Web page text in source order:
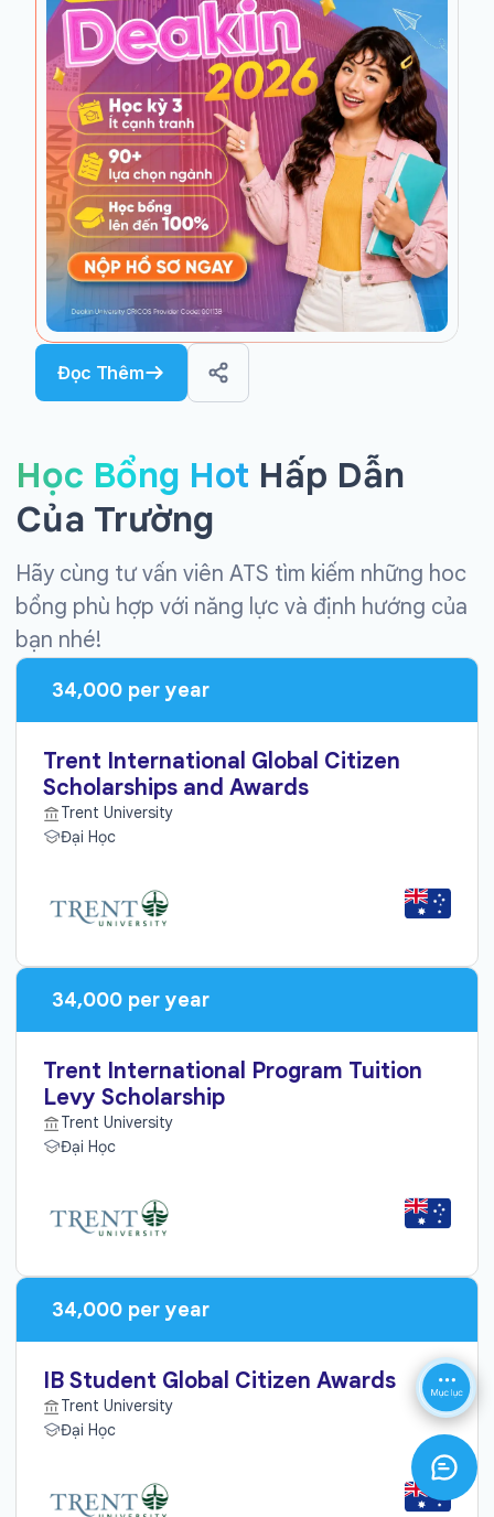
Đọc Thêm
Học Bổng Hot Hấp Dẫn
Của Trường
Hãy cùng tư vấn viên ATS tìm kiếm những hoc
bổng phù hợp với năng lực và định hướng của
bạn nhé!
34,000 per year
Trent International Global Citizen
Scholarships and Awards
Trent University
Đại Học
34,000 per year
Trent International Program Tuition
Levy Scholarship
Trent University
Đại Học
34,000 per year
IB Student Global Citizen Awards
Trent University
Đại Học